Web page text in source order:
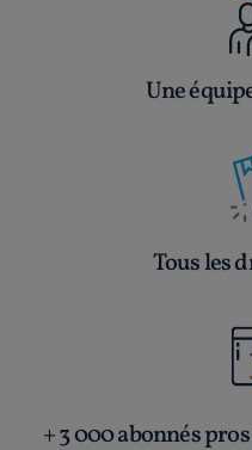
Une
Tous les
+ 3 000 abonnés